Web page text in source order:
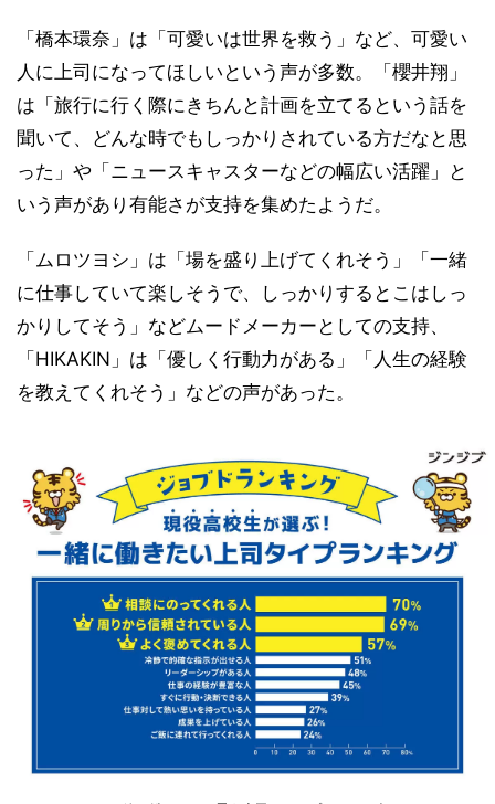
「橋本環奈」は「可愛いは世界を救う」など、可愛い
人に上司になってほしいという声が多数。「櫻井翔」
は「旅行に行く際にきちんと計画を立てるという話を
聞いて、どんな時でもしっかりされている方だなと思
った」や「ニュースキャスターなどの幅広い活躍」と
いう声があり有能さが支持を集めたようだ。
「ムロツヨシ」は「場を盛り上げてくれそう」「一緒
に仕事していて楽しそうで、しっかりするとこはしっ
かりしてそう」などムードメーカーとしての支持、
「HIKAKIN」は「優しく行動力がある」「人生の経験
を教えてくれそう」などの声があった。